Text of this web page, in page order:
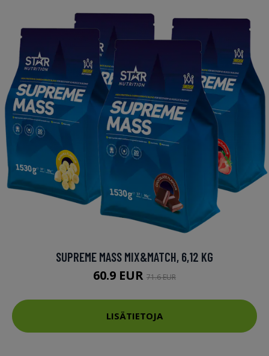
SUPREME MASS MIX&MATCH, 6,12 KG
60.9 EUR 71.6 EUR
LISÄTIETOJA